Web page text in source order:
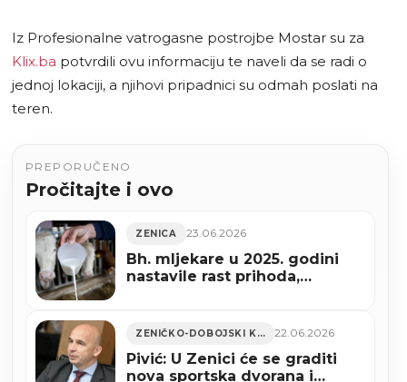
Iz Profesionalne vatrogasne postrojbe Mostar su za
Klix.ba potvrdili ovu informaciju te naveli da se radi o
jednoj lokaciji, a njihovi pripadnici su odmah poslati na
teren.
PREPORUČENO
Pročitajte i ovo
ZENICA 23.06.2026
Bh. mljekare u 2025. godini
nastavile rast prihoda,
ZENIČKO-DOBOJSKI KANTON 22.06.2026
Pivić: U Zenici će se graditi
nova sportska dvorana i